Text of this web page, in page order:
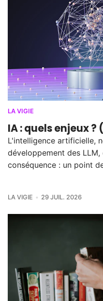
LA VIGIE
IA : quels enjeux ?
L'intelligence artificielle,
développement des
conséquence : un point
LA VIGIE 29 JUIL. 2026